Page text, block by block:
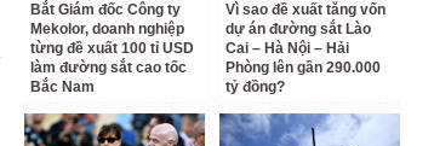
Bắt Giám đốc Công ty
Mekolor, doanh nghiệp
từng đề xuất 100 tỉ USD
làm đường sắt cao tốc
Bắc Nam
Vì sao đề xuất tăng vốn
dự án đường sắt Lào
Cai – Hà Nội – Hải
Phòng lên gần 290.000
tỷ đồng?